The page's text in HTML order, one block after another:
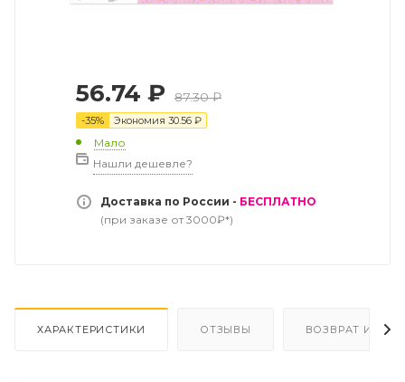
56.74 ₽ 87.30₽
-35% Экономия 30.56 ₽
Мало
Нашли дешевле?
Доставка по России - БЕСПЛАТНО
(при заказе от 3000₽*)
ХАРАКТЕРИСТИКИ ОТЗЫВЫ ВОЗВРАТ И